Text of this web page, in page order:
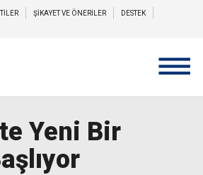
ŞİKAYET VE ÖNERİLER
DESTEK
Yeni Bir